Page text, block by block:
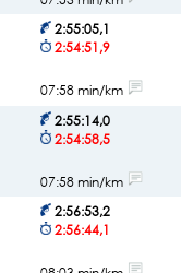
2:55:05,1
2:54:51,9
07:58 min/km
2:55:14,0
2:54:58,5
07:58 min/km
2:56:53,2
2:56:44,1